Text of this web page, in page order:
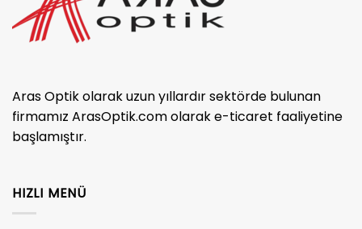
Aras Optik olarak uzun yıllardır sektörde bulunan
firmamız ArasOptik.com olarak e-ticaret faaliyetine
başlamıştır.
HIZLI MENÜ